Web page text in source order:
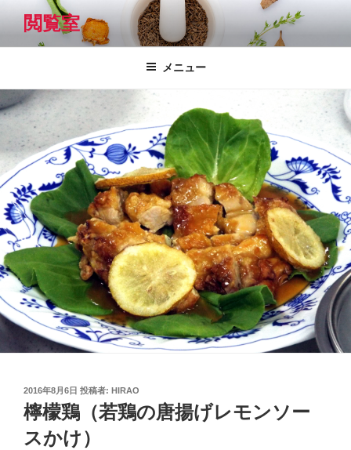
テ
へ
ス
キ
ッ
プ
閲覧室
メニュー
投
稿
日:
2016年8月6日 投稿者: HIRAO
檸檬鶏（若鶏の唐揚げレモンソー
スかけ）